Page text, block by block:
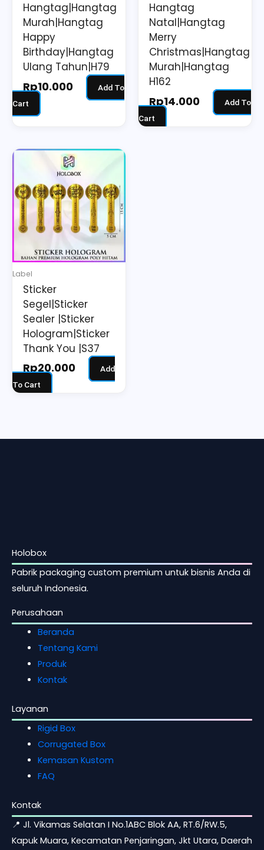
Hangtag|Hangtag
Murah|Hangtag
Happy
Birthday|Hangtag
Ulang Tahun|H79
Rp10.000
Add To
Cart
Hangtag
Natal|Hangtag
Merry
Christmas|Hangtag
Murah|Hangtag
H162
Rp14.000
Add To
Cart
Label
Sticker
Segel|Sticker
Sealer |Sticker
Hologram|Sticker
Thank You |S37
Rp20.000
Add
To Cart
Holobox
Pabrik packaging custom premium untuk bisnis Anda di
seluruh Indonesia.
Perusahaan
Beranda
Tentang Kami
Produk
Kontak
Layanan
Rigid Box
Corrugated Box
Kemasan Kustom
FAQ
Kontak
📍 Jl. Vikamas Selatan I No.1ABC Blok AA, RT.6/RW.5,
Kapuk Muara, Kecamatan Penjaringan, Jkt Utara, Daerah